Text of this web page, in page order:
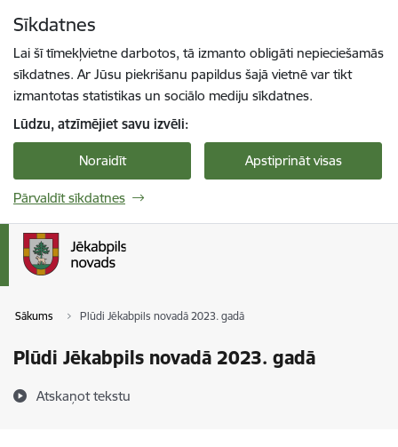
Sīkdatnes
Lai šī tīmekļvietne darbotos, tā izmanto obligāti nepieciešamās
sīkdatnes. Ar Jūsu piekrišanu papildus šajā vietnē var tikt
izmantotas statistikas un sociālo mediju sīkdatnes.
Lūdzu, atzīmējiet savu izvēli:
Noraidīt Apstiprināt visas
Pārvaldīt sīkdatnes
Sākums Plūdi Jēkabpils novadā 2023. gadā
Plūdi Jēkabpils novadā 2023. gadā
Atskaņot tekstu